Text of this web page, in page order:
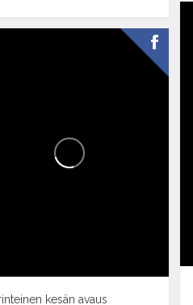
kesän avaus